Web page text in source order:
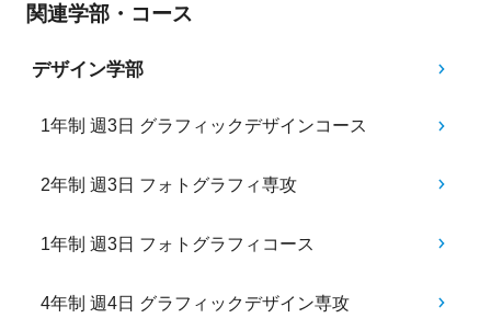
関連学部・コース
デザイン学部
1年制 週3日 グラフィックデザインコース
2年制 週3日 フォトグラフィ専攻
1年制 週3日 フォトグラフィコース
4年制 週4日 グラフィックデザイン専攻